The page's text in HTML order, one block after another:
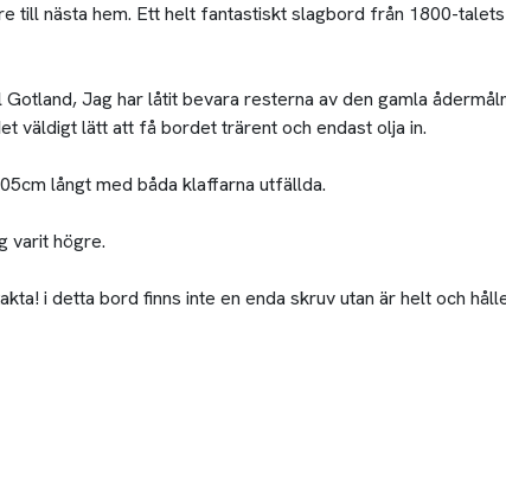
till nästa hem. Ett helt fantastiskt slagbord från 1800-
Jag har låtit bevara resterna av den gamla
väldigt lätt att få bordet trärent och endast olja in.
långt med båda klaffarna utfällda.
varit högre.
i detta bord finns inte en enda skruv utan är helt och